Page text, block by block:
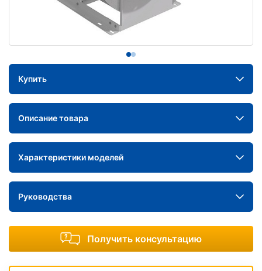
Купить
Описание товара
Характеристики моделей
Руководства
Получить консультацию